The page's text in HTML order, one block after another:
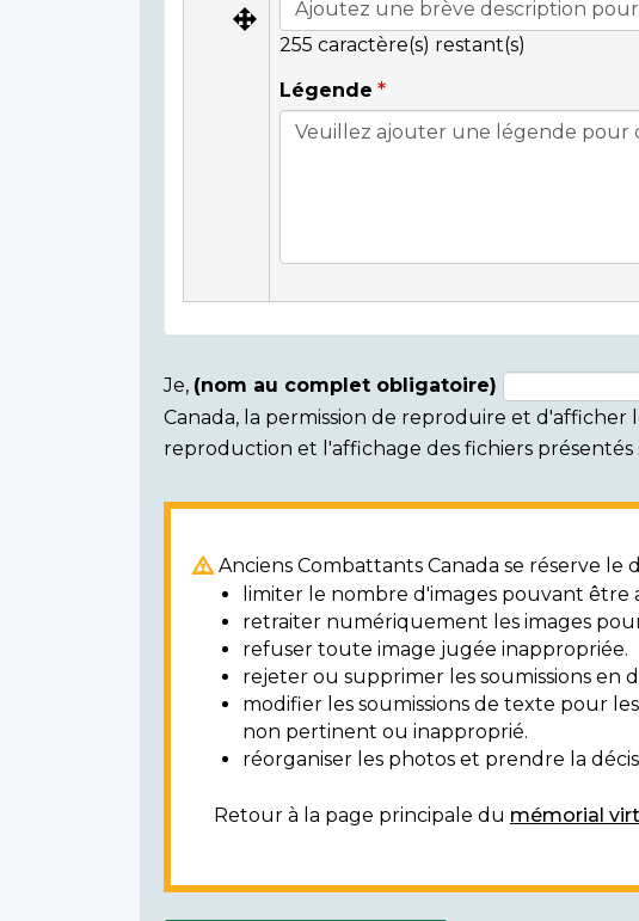
255 caractère(s) restant(s)
Légende
Consent
section
Je, (nom au complet obligatoire)
Canada, la permission de reproduire et
reproduction et l'affichage des fichiers
Anciens Combattants Canada se réserve le
limiter le nombre d'images pouvant être
retraiter numériquement les images
refuser toute image jugée inappropriée.
rejeter ou supprimer les soumissions en
modifier les soumissions de texte pour
non pertinent ou inapproprié.
réorganiser les photos et prendre la
Retour à la page principale du mémorial